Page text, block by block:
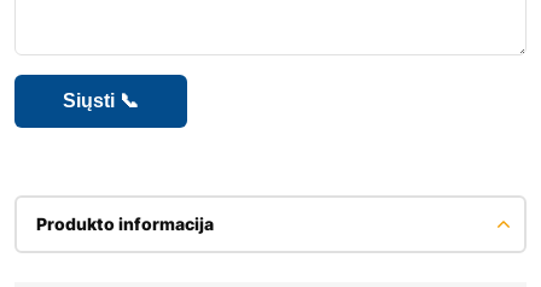
Produkto informacija